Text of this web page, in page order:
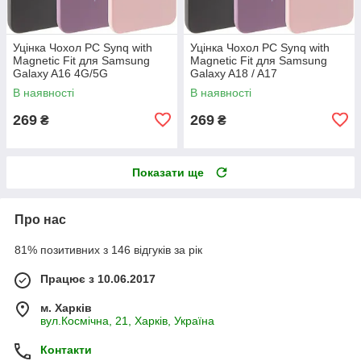
Уцінка Чохол PC Synq with
Magnetic Fit для Samsung
Galaxy A16 4G/5G
В наявності
269 ₴
Уцінка Чохол PC Synq with
Magnetic Fit для Samsung
Galaxy A18 / A17
В наявності
269 ₴
Показати ще
Про нас
81% позитивних з 146 відгуків за рік
Працює з 10.06.2017
м. Харків
вул.Космічна, 21, Харків, Україна
Контакти